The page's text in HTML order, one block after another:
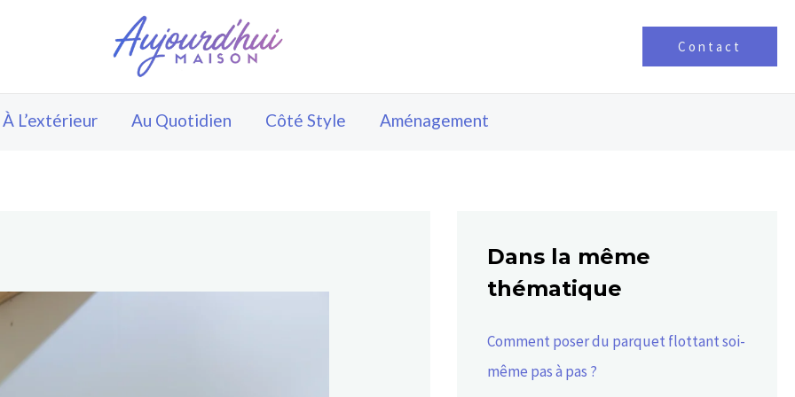
Contact
À L’extérieur Au Quotidien Côté Style Aménagement
Dans la même
thématique
Comment poser du parquet flottant soi-
même pas à pas ?